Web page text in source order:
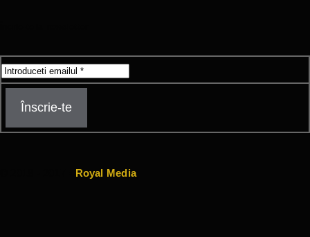
Înscrie-te
Royal Media